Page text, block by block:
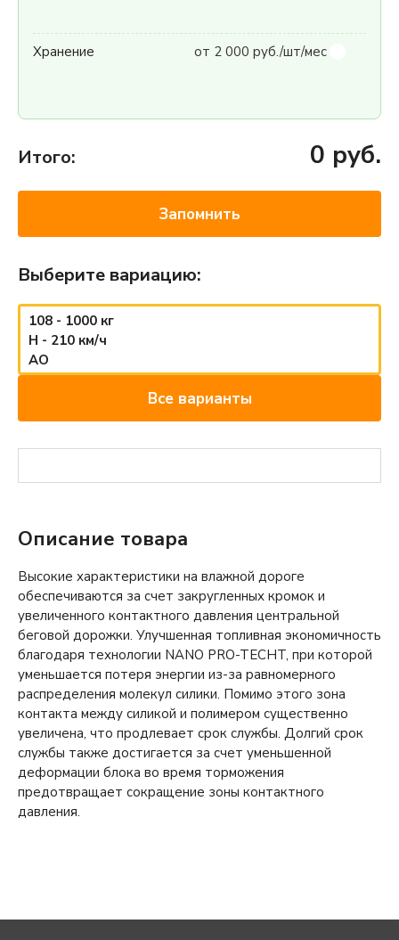
Хранение от 2 000 руб./шт/мес
Итого: 0 руб.
Запомнить
Выберите вариацию:
108 - 1000 кг
H - 210 км/ч
AO
Все варианты
Описание товара
Высокие характеристики на влажной дороге
обеспечиваются за счет закругленных кромок и
увеличенного контактного давления центральной
беговой дорожки. Улучшенная топливная экономичность
благодаря технологии NANO PRO-TECHT, при которой
уменьшается потеря энергии из-за равномерного
распределения молекул силики. Помимо этого зона
контакта между силикой и полимером существенно
увеличена, что продлевает срок службы. Долгий срок
службы также достигается за счет уменьшенной
деформации блока во время торможения
предотвращает сокращение зоны контактного
давления.